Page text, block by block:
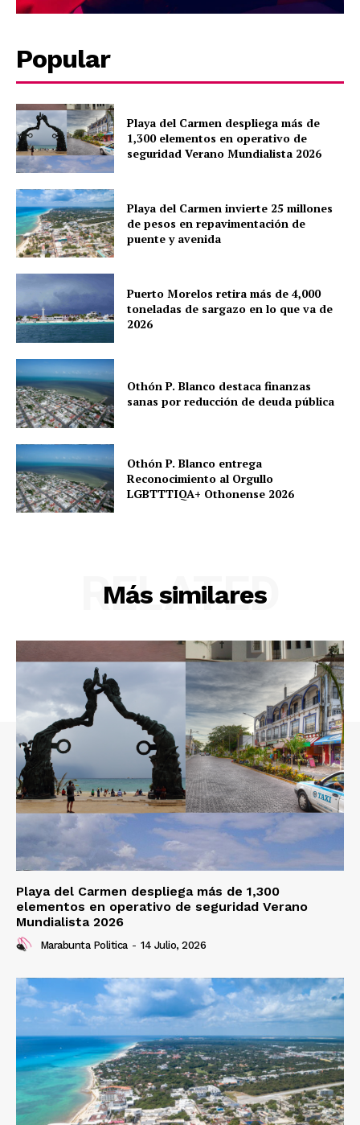
Company
About
Contact us
Subscription Plans
My account
Quintana Roo
Cancún
Playa del Carmen
Puerto Morelos
Popular
Playa del Carmen despliega más de
1,300 elementos en operativo de
seguridad Verano Mundialista 2026
Playa del Carmen invierte 25 millones
de pesos en repavimentación de
puente y avenida
Puerto Morelos retira más de 4,000
toneladas de sargazo en lo que va de
2026
Othón P. Blanco destaca finanzas
sanas por reducción de deuda pública
Othón P. Blanco entrega
Reconocimiento al Orgullo
LGBTTTIQA+ Othonense 2026
Más similares
RELATED
Playa del Carmen despliega más de 1,300
elementos en operativo de seguridad Verano
Mundialista 2026
Marabunta Politica - 14 Julio, 2026